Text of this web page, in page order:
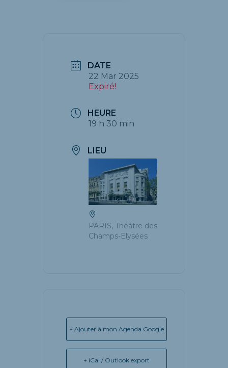
DATE
22 Mar 2025
Expiré!
HEURE
19 h 30 min
LIEU
PARIS, Théâtre des
Champs-Elysées
+ Ajouter à mon Agenda Google
+ iCal / Outlook export